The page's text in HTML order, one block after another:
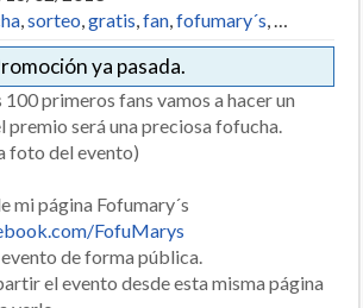
,sorteo,gratis,fan,fofumary´s, …
ya pasada.
primeros fans vamos a hacer un
premio será una preciosa fofucha.
foto del evento)
mi página Fofumary´s
FofuMarys
de forma pública.
el evento desde esta misma página